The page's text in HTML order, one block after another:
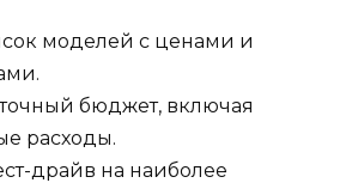
моделей с ценами и
бюджет, включая
расходы.
драйв на наиболее